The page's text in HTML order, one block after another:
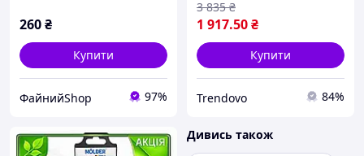
260₴
Купити
ФайнийShop 97%
1 917.50₴
3 835 ₴
Купити
Trendovo 84%
Дивись також